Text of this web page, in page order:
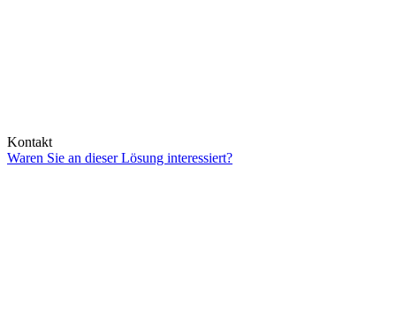
Kontakt
Waren Sie an dieser Lösung interessiert?